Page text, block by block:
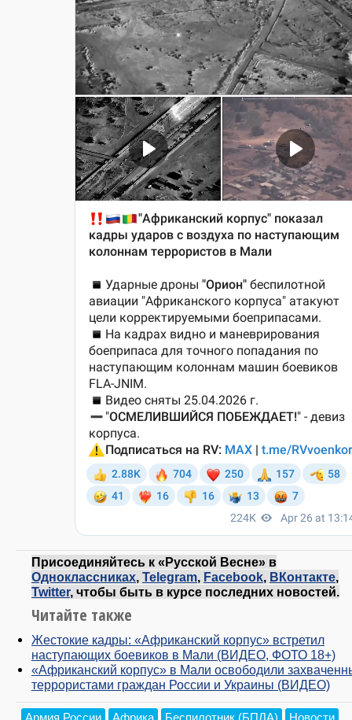
Присоединяйтесь к «Русской Весне» в
Одноклассниках, Telegram, Facebook, ВКонтакте,
Twitter, чтобы быть в курсе последних новостей.
Читайте также
Жестокие кадры: «Африканский корпус» встретил
наступающих боевиков в Мали (ВИДЕО, ФОТО 18+)
«Африканский корпус» в Мали освободили
террористами граждан России и Украины (ВИДЕО)
Армия России Африка Беспилотник (БПЛА) Новости